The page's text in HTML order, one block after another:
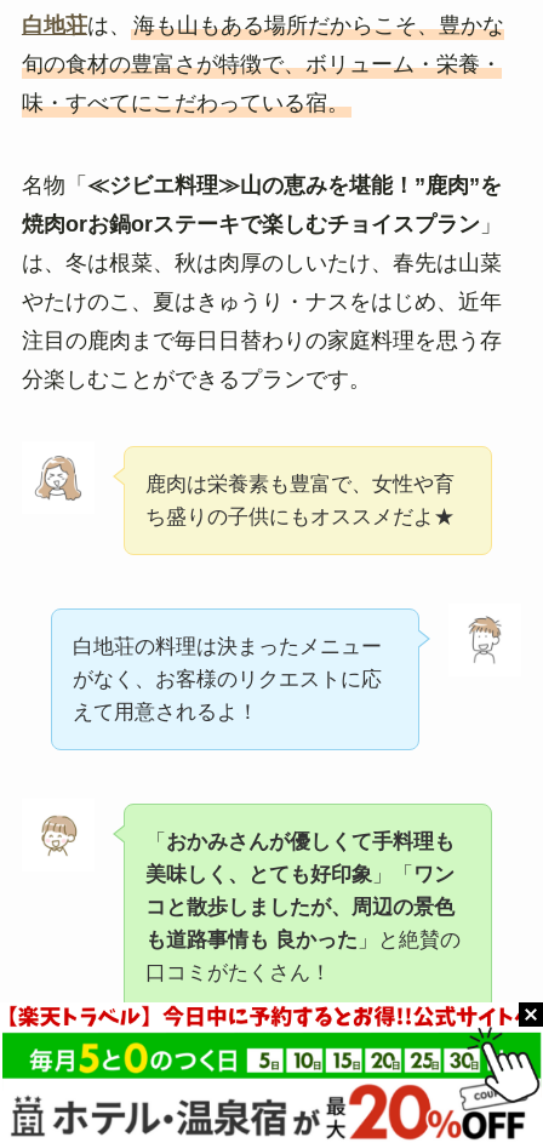
白地荘は、 海も山もある場所だからこそ、豊かな
旬の食材の豊富さが特徴で、ボリューム・栄養・
味・すべてにこだわっている宿。
名物「 ≪ジビエ料理≫山の恵みを堪能！”鹿肉”を
焼肉orお鍋orステーキで楽しむチョイスプラン」
は、冬は根菜、秋は肉厚のしいたけ、春先は山菜
やたけのこ、夏はきゅうり・ナスをはじめ、近年
注目の鹿肉まで毎日日替わりの家庭料理を思う存
分楽しむことができるプランです。
鹿肉は栄養素も豊富で、女性や育
ち盛りの子供にもオススメだよ★
白地荘の料理は決まったメニュー
がなく、お客様のリクエストに応
えて用意されるよ！
「 おかみさんが優しくて手料理も
美味しく、とても好印象」「 ワン
コと散歩しましたが、周辺の景色
も道路事情も 良かった 」と絶賛の
口コミがたくさん！
ゲージなしでワンちゃんと一緒にお部屋で過ごせ
るのも好評で、ペット連れ家族旅行・友人との旅